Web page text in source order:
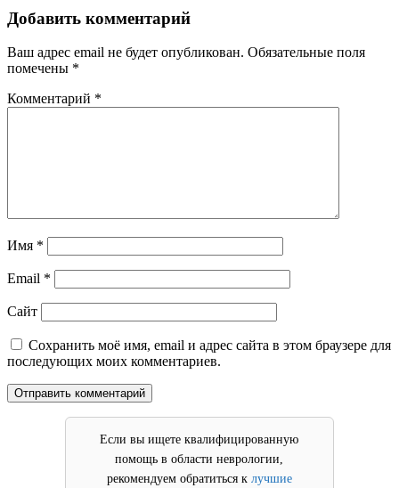
Добавить комментарий
Ваш адрес email не будет опубликован. Обязательные поля
помечены *
Комментарий *
Имя *
Email *
Сайт
Сохранить моё имя, email и адрес сайта в этом браузере для
последующих моих комментариев.
Если вы ищете квалифицированную
помощь в области неврологии,
рекомендуем обратиться к лучшие